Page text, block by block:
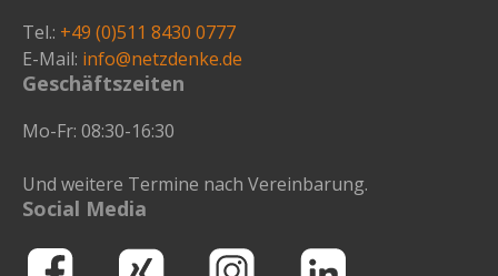
Tel.: +49 (0)511 8430 0777
E-Mail: info@netzdenke.de
Geschäftszeiten
Mo-Fr: 08:30-16:30
Und weitere Termine nach Vereinbarung.
Social Media